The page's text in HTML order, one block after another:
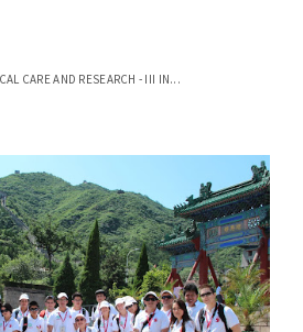
CARE AND RESEARCH - III IN...